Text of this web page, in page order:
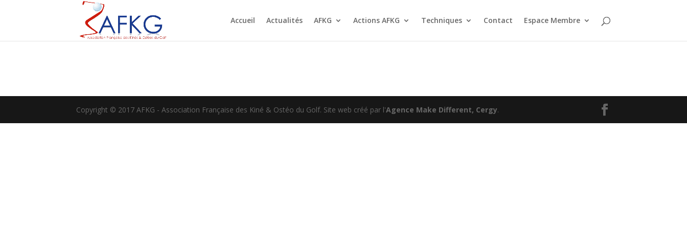
Accueil Actualités AFKG Actions AFKG Techniques Contact Espace Membre
Copyright © 2017 AFKG - Association Française des Kiné & Ostéo du Golf. Site web créé par l'Agence Make Different, Cergy.